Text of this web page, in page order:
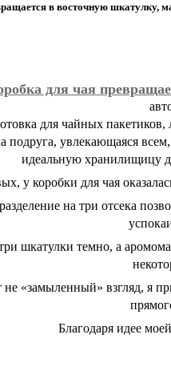
в восточную шкатулку,
для чая
для чайных
подруга, увлекающаяся
идеальную хранилищицу
у коробки для чая
на три отсека
шкатулки темно, а
не «замыленный» взгляд, я
Благодаря идее